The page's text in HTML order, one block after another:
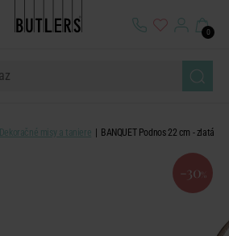
0
Dekoračné misy a taniere BANQUET Podnos 22 cm - zlatá
-30 %